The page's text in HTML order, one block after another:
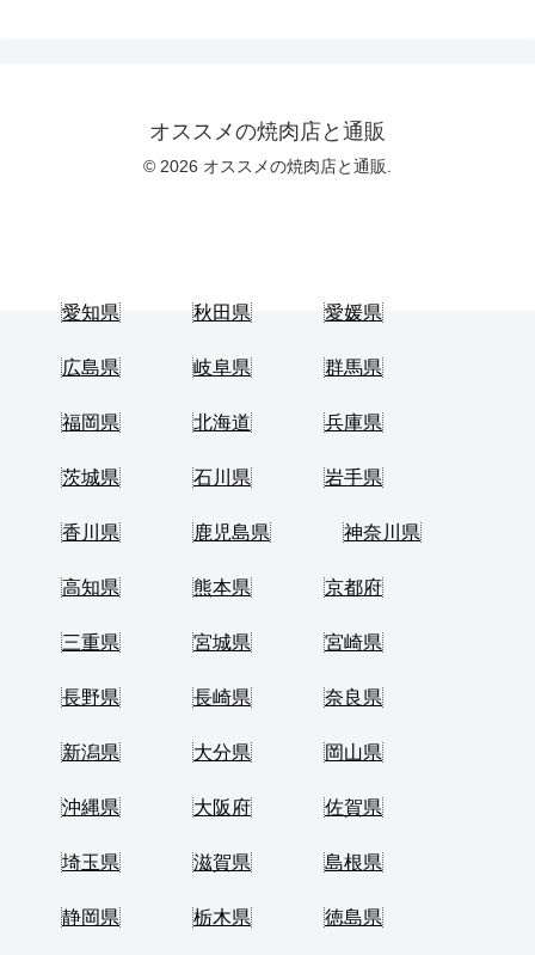
オススメの焼肉店と通販
© 2026 オススメの焼肉店と通販.
愛知県 秋田県 愛媛県
広島県 岐阜県 群馬県
福岡県 北海道 兵庫県
茨城県 石川県 岩手県
香川県 鹿児島県 神奈川県
高知県 熊本県 京都府
三重県 宮城県 宮崎県
長野県 長崎県 奈良県
新潟県 大分県 岡山県
沖縄県 大阪府 佐賀県
埼玉県 滋賀県 島根県
静岡県 栃木県 徳島県